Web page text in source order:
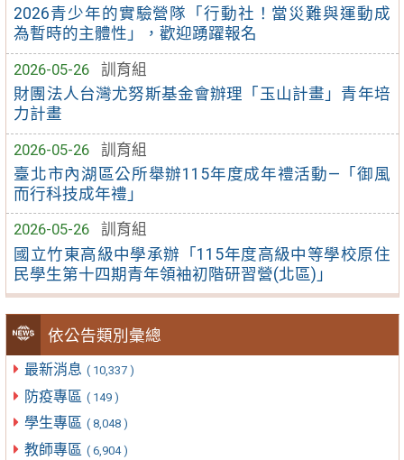
2026青少年的實驗營隊「行動社！當災難與運動成
為暫時的主體性」，歡迎踴躍報名
2026-05-26
訓育組
財團法人台灣尤努斯基金會辦理「玉山計畫」青年培
力計畫
2026-05-26
訓育組
臺北市內湖區公所舉辦115年度成年禮活動—「御風
而行科技成年禮」
2026-05-26
訓育組
國立竹東高級中學承辦「115年度高級中等學校原住
民學生第十四期青年領袖初階研習營(北區)」
依公告類別彙總
最新消息 ( 10,337 )
防疫專區 ( 149 )
學生專區 ( 8,048 )
教師專區 ( 6,904 )